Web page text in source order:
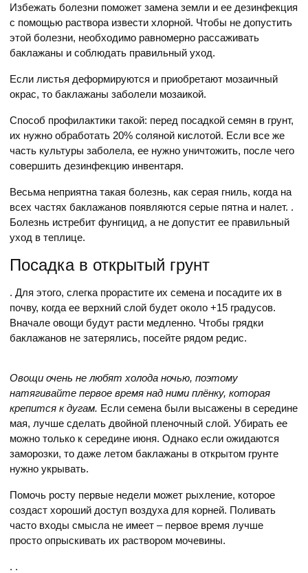
Избежать болезни поможет замена земли и ее дезинфекция
с помощью раствора извести хлорной. Чтобы не допустить
этой болезни, необходимо равномерно рассаживать
баклажаны и соблюдать правильный уход.
Если листья деформируются и приобретают мозаичный
окрас, то баклажаны заболели мозаикой.
Способ профилактики такой: перед посадкой семян в грунт,
их нужно обработать 20% соляной кислотой. Если все же
часть культуры заболела, ее нужно уничтожить, после чего
совершить дезинфекцию инвентаря.
Весьма неприятна такая болезнь, как серая гниль, когда на
всех частях баклажанов появляются серые пятна и налет. .
Болезнь истребит фунгицид, а не допустит ее правильный
уход в теплице.
Посадка в открытый грунт
. Для этого, слегка прорастите их семена и посадите их в
почву, когда ее верхний слой будет около +15 градусов.
Вначале овощи будут расти медленно. Чтобы грядки
баклажанов не затерялись, посейте рядом редис.
Овощи очень не любят холода ночью, поэтому
натягивайте первое время над ними плёнку, которая
крепится к дугам. Если семена были высажены в середине
мая, лучше сделать двойной пленочный слой. Убирать ее
можно только к середине июня. Однако если ожидаются
заморозки, то даже летом баклажаны в открытом грунте
нужно укрывать.
Помочь росту первые недели может рыхление, которое
создаст хороший доступ воздуха для корней. Поливать
часто входы смысла не имеет – первое время лучше
просто опрыскивать их раствором мочевины.
. .